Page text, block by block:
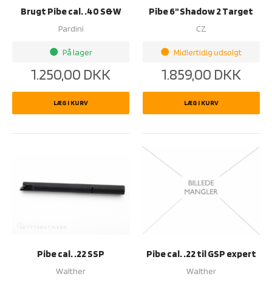
Brugt Pibe cal. .40 S&W
Pardini
brightness_1 På lager
1.250,00 DKK
LÆG I KURV
Pibe 6'' Shadow 2 Target
CZ
brightness_1 Midlertidig udsolgt
1.859,00 DKK
LÆG I KURV
Pibe cal. .22 SSP
Walther
Pibe cal. .22 til GSP expert
Walther